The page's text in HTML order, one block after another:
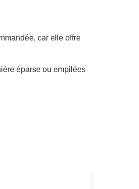
car elle offre
éparse ou empilées